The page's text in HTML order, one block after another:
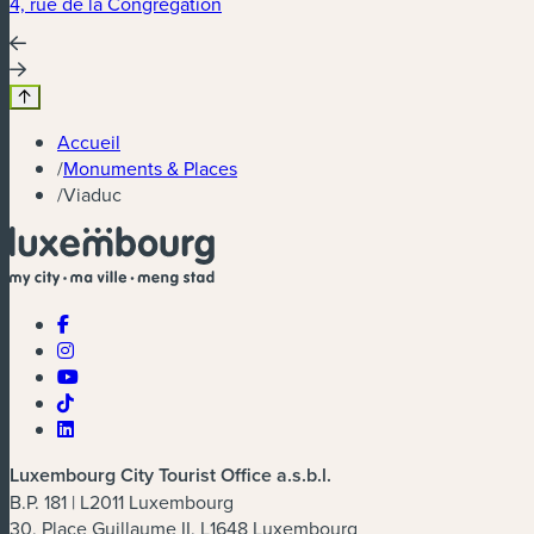
Accueil
/Monuments & Places
/Viaduc
Luxembourg City Tourist Office a.s.b.l.
B.P. 181 | L2011 Luxembourg
30, Place Guillaume II, L1648 Luxembourg